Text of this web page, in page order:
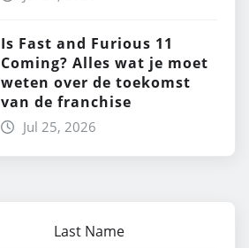
Is Fast and Furious 11
Coming? Alles wat je moet
weten over de toekomst
van de franchise
Jul 25, 2026
Last Name